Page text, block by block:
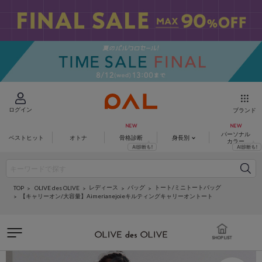
ログイン ブランド
ベストヒット オトナ 骨格診断 身長別
パーソナル
カラー
TOP OLIVE des OLIVE レディース バッグ
トート/ミニトートバッグ
【キャリーオン/大容量】Aimerianejoieキルティングキャリーオントート